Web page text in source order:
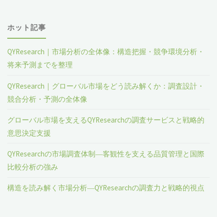
ホット記事
QYResearch｜市場分析の全体像：構造把握・競争環境分析・
将来予測までを整理
QYResearch｜グローバル市場をどう読み解くか：調査設計・
競合分析・予測の全体像
グローバル市場を支えるQYResearchの調査サービスと戦略的
意思決定支援
QYResearchの市場調査体制―客観性を支える品質管理と国際
比較分析の強み
構造を読み解く市場分析―QYResearchの調査力と戦略的視点